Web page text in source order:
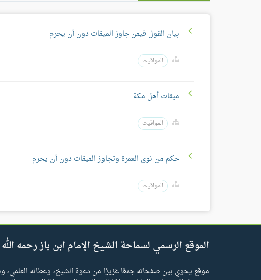
بيان القول فيمن جاوز الميقات دون أن يحرم
المواقيت
ميقات أهل مكة
المواقيت
حكم من نوى العمرة وتجاوز الميقات دون أن يحرم
المواقيت
الموقع الرسمي لسماحة الشيخ الإمام ابن باز رحمه الله
موقع يحوي بين صفحاته جمعًا غزيرًا من دعوة الشيخ، وعطائه العلمي،